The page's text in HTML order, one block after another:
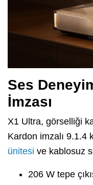
Ses
İmzası
X1 Ultra, görselliği
Kardon imzalı 9.1.4
ünitesi ve kablosuz
206 W tepe